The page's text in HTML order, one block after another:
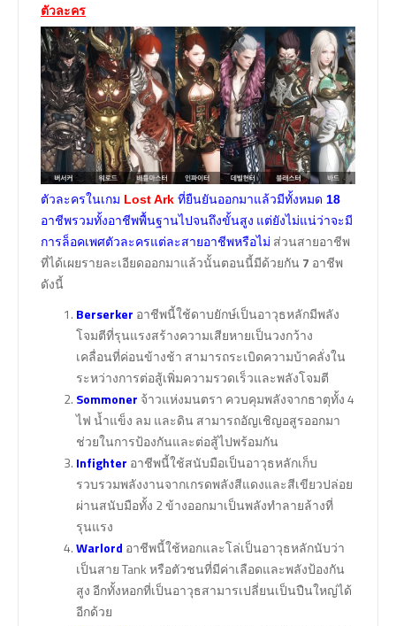
ตัวละคร
ตัวละครในเกม Lost Ark ที่ยืนยันออกมาแล้วมีทั้งหมด 18
อาชีพรวมทั้งอาชีพพื้นฐานไปจนถึงขั้นสูง แต่ยังไม่แน่ว่าจะมี
การล็อคเพศตัวละครแต่ละสายอาชีพหรือไม่ ส่วนสายอาชีพ
ที่ได้เผยรายละเอียดออกมาแล้วนั้นตอนนี้มีด้วยกัน 7 อาชีพ
ดังนี้
Berserker อาชีพนี้ใช้ดาบยักษ์เป็นอาวุธหลักมีพลัง
โจมตีที่รุนแรงสร้างความเสียหายเป็นวงกว้าง
เคลื่อนที่ค่อนข้างช้า สามารถระเบิดความบ้าคลั่งใน
ระหว่างการต่อสู้เพิ่มความรวดเร็วและพลังโจมตี
Sommoner จ้าวแห่งมนตรา ควบคุมพลังจากธาตุทั้ง 4
ไฟ น้ำแข็ง ลม และดิน สามารถอัญเชิญอสูรออกมา
ช่วยในการป้องกันและต่อสู้ไปพร้อมกัน
Infighter อาชีพนี้ใช้สนับมือเป็นอาวุธหลักเก็บ
รวบรวมพลังงานจากเกรดพลังสีแดงและสีเขียวปล่อย
ผ่านสนับมือทั้ง 2 ข้างออกมาเป็นพลังทำลายล้างที่
รุนแรง
Warlord อาชีพนี้ใช้หอกและโล่เป็นอาวุธหลักนับว่า
เป็นสาย Tank หรือตัวชนที่มีค่าเลือดและพลังป้องกัน
สูง อีกทั้งหอกที่เป็นอาวุธสามารเปลี่ยนเป็นปืนใหญ่ได้
อีกด้วย